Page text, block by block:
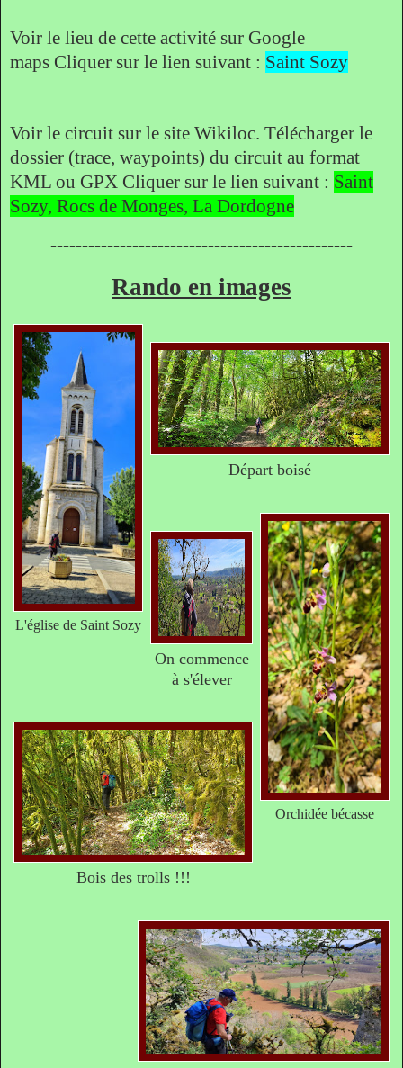
Voir le lieu de cette activité sur Google
maps Cliquer sur le lien suivant : Saint Sozy
Voir le circuit sur le site Wikiloc. Télécharger le
dossier (trace, waypoints) du circuit au format
KML ou GPX Cliquer sur le lien suivant : Saint
Sozy, Rocs de Monges, La Dordogne
------------------------------------------------
Rando en images
L'église de Saint Sozy
Départ boisé
Orchidée bécasse
On commence
à s'élever
Bois des trolls !!!